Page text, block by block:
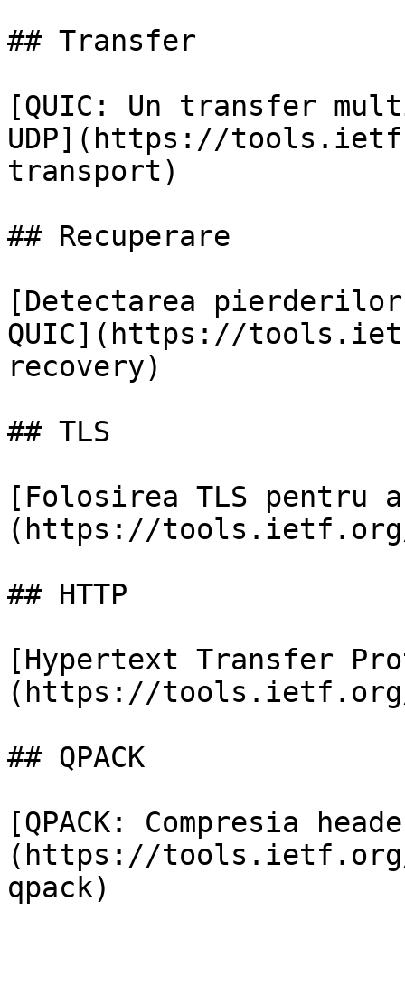
## Transfer
[QUIC: Un transfer
UDP](https://
transport)
## Recuperare
[Detectarea
QUIC](https://
recovery)
## TLS
[Folosirea TLS pentru
(https://
## HTTP
[Hypertext Transfer
(https://
## QPACK
[QPACK: Compresia
(https://